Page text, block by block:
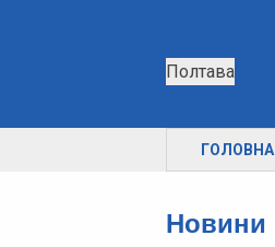
Полтава
ГОЛОВНА
Новини